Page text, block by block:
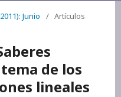
Junio / Artículos
de los
lineales